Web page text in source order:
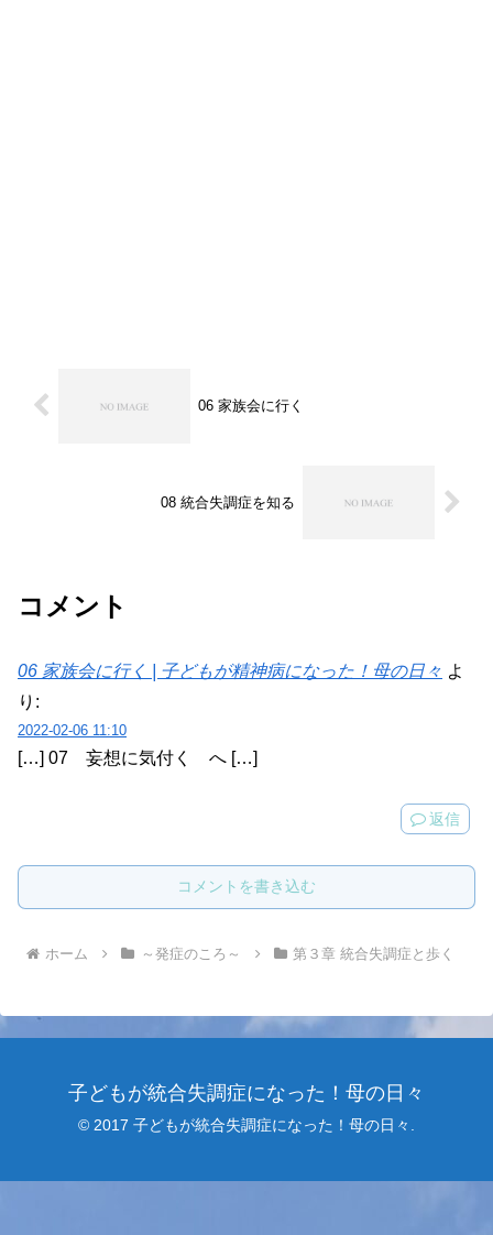
06 家族会に行く
08 統合失調症を知る
コメント
06 家族会に行く | 子どもが精神病になった！母の日々 よ
り:
2022-02-06 11:10
[…] 07 妄想に気付く へ […]
返信
コメントを書き込む
ホーム ～発症のころ～ 第３章 統合失調症と歩く
子どもが統合失調症になった！母の日々
© 2017 子どもが統合失調症になった！母の日々.